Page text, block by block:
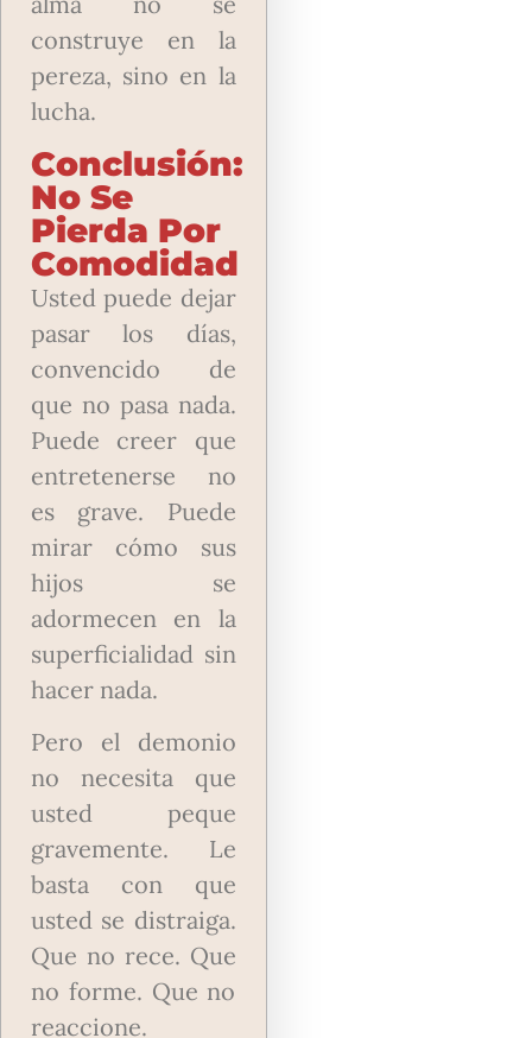
construye en la
pereza, sino en la
lucha.
Conclusión:
No Se
Pierda Por
Comodidad
Usted puede dejar
pasar los días,
convencido de
que no pasa nada.
Puede creer que
entretenerse no
es grave.
Puede
mirar cómo sus
hijos se
adormecen en la
superficialidad sin
hacer nada.
Pero el demonio
no necesita que
usted peque
gravemente. Le
basta con que
usted se distraiga.
Que no rece. Que
no forme. Que no
reaccione.